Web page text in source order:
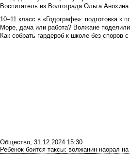
Воспитатель из Волгограда Ольга
10–11 класс в «Годографе»: подготовка к
Море, дача или работа? Волжане
Как собрать гардероб к школе без споров
Общество, 31.12.2024 15:30
Ребенок боится таксы: волжанин наорал